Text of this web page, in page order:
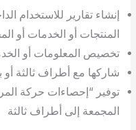
إنشاء تقارير للاستخدام
المنتجات أو الخدمات أو
تخصيص المعلومات أو
شاركها مع أطراف ثالثة أو
توفير “إحصاءات حركة
المجمعة إلى أطراف ثالثة